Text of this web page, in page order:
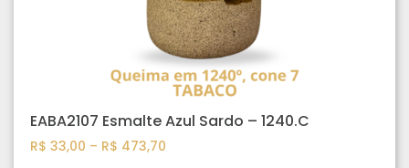
EABA2107 Esmalte Azul Sardo – 1240.C
R$ 33,00 – R$ 473,70